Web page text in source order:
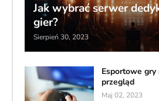
Jak wybrać serwer
gier?
Sierpień 30, 2023
Esportowe
przegląd
Maj 02, 2023